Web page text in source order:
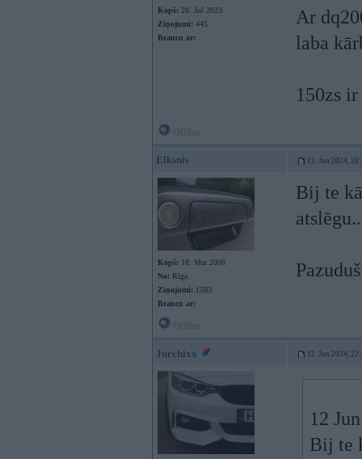
Kopš: 28. Jul 2023
Ziņojumi: 445
Braucu ar:
Ar
laba
150zs
Elksnis 12. Jun 2024,
Kopš: 18. Mar 2008
No: Rīga
Ziņojumi: 1583
Braucu ar:
Bij te
Jurchixx 12. Jun 2024,
12
Bij te